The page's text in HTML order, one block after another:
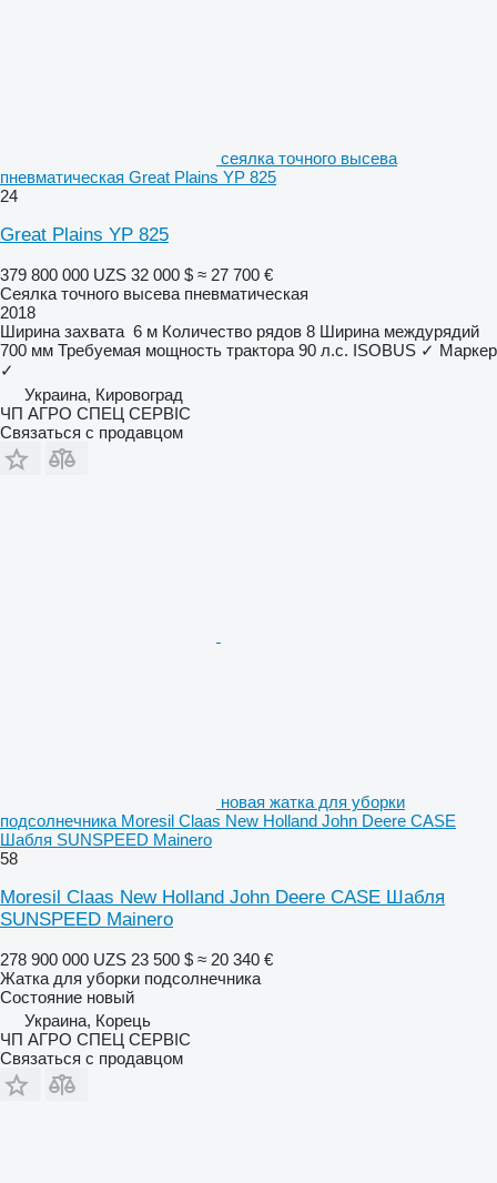
сеялка точного высева
пневматическая Great Plains YP 825
24
Great Plains YP 825
379 800 000 UZS 32 000 $ ≈ 27 700 €
Сеялка точного высева пневматическая
2018
Ширина захвата 6 м Количество рядов 8 Ширина междурядий
700 мм Требуемая мощность трактора 90 л.с. ISOBUS ✓ Маркер
✓
Украина, Кировоград
ЧП АГРО СПЕЦ СЕРВІС
Связаться с продавцом
новая жатка для уборки
подсолнечника Moresil Claas New Holland John Deere CASE
Шабля SUNSPEED Mainero
58
Moresil Claas New Holland John Deere CASE Шабля
SUNSPEED Mainero
278 900 000 UZS 23 500 $ ≈ 20 340 €
Жатка для уборки подсолнечника
Состояние новый
Украина, Корець
ЧП АГРО СПЕЦ СЕРВІС
Связаться с продавцом